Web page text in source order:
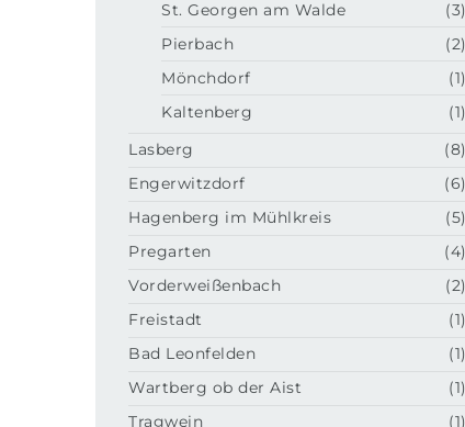
St. Georgen am Walde
(3)
Pierbach
(2)
Mönchdorf
(1)
Kaltenberg
(1)
Lasberg
(8)
Engerwitzdorf
(6)
Hagenberg im Mühlkreis
(5)
Pregarten
(4)
Vorderweißenbach
(2)
Freistadt
(1)
Bad Leonfelden
(1)
Wartberg ob der Aist
(1)
Tragwein
(1)